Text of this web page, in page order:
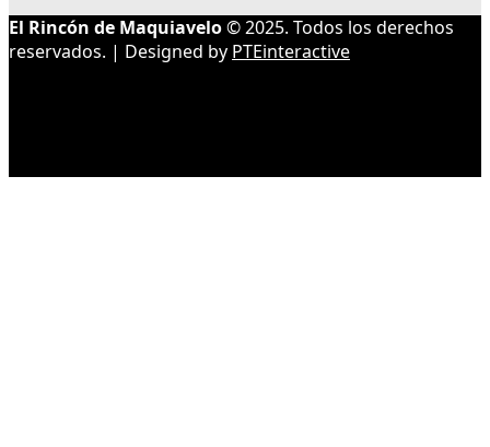
El Rincón de Maquiavelo© 2025. Todos los derechos
reservados. | Designed by PTEinteractive